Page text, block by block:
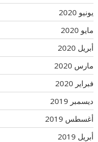
يونيو 2020
مايو 2020
أبريل 2020
مارس 2020
فبراير 2020
ديسمبر 2019
أغسطس 2019
أبريل 2019